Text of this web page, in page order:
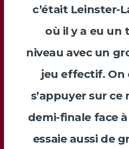
c’était Leinster-
où il y a eu un
niveau avec un
jeu effectif. On
s’appuyer sur
demi-finale face
essaie aussi de